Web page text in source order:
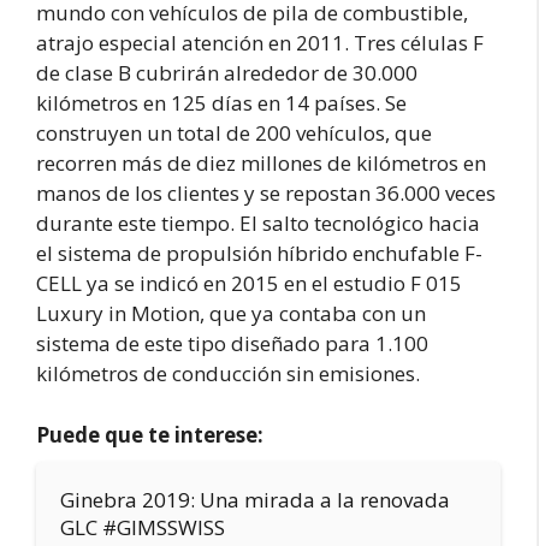
mundo con vehículos de pila de combustible,
atrajo especial atención en 2011. Tres células F
de clase B cubrirán alrededor de 30.000
kilómetros en 125 días en 14 países. Se
construyen un total de 200 vehículos, que
recorren más de diez millones de kilómetros en
manos de los clientes y se repostan 36.000 veces
durante este tiempo. El salto tecnológico hacia
el sistema de propulsión híbrido enchufable F-
CELL ya se indicó en 2015 en el estudio F 015
Luxury in Motion, que ya contaba con un
sistema de este tipo diseñado para 1.100
kilómetros de conducción sin emisiones.
Puede que te interese:
Ginebra 2019: Una mirada a la renovada
GLC #GIMSSWISS